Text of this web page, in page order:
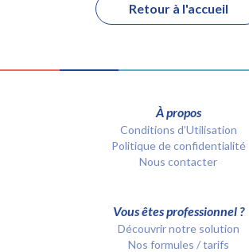
Retour à l'accueil
À propos
Conditions d’Utilisation
Politique de confidentialité
Nous contacter
Vous êtes professionnel ?
Découvrir notre solution
Nos formules / tarifs